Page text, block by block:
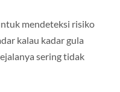
mendeteksi risiko
kalau kadar gula
sering tidak